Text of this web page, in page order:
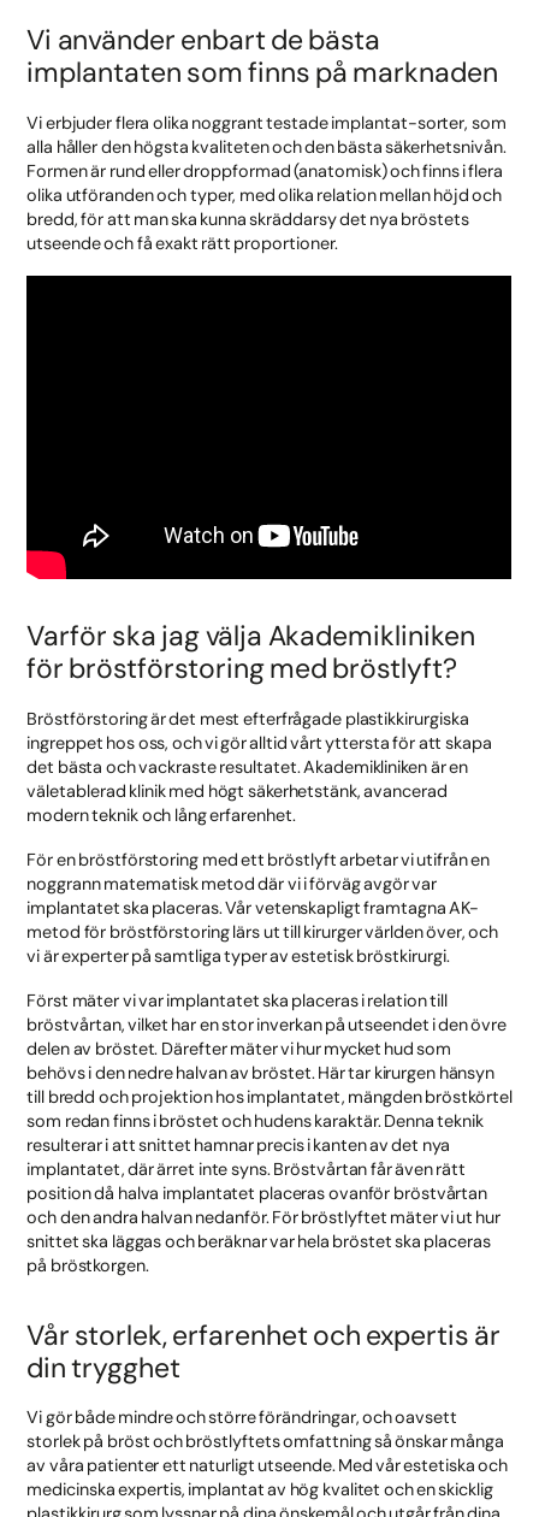
Vi använder enbart de bästa
implantaten som finns på marknaden
Vi erbjuder flera olika noggrant testade implantat-sorter, som
alla håller den högsta kvaliteten och den bästa säkerhetsnivån.
Formen är rund eller droppformad (anatomisk) och finns i flera
olika utföranden och typer, med olika relation mellan höjd och
bredd, för att man ska kunna skräddarsy det nya bröstets
utseende och få exakt rätt proportioner.
Varför ska jag välja Akademikliniken
för bröstförstoring med bröstlyft?
Bröstförstoring är det mest efterfrågade plastikkirurgiska
ingreppet hos oss, och vi gör alltid vårt yttersta för att skapa
det bästa och vackraste resultatet. Akademikliniken är en
väletablerad klinik med högt säkerhetstänk, avancerad
modern teknik och lång erfarenhet.
För en bröstförstoring med ett bröstlyft arbetar vi utifrån en
noggrann matematisk metod där vi i förväg avgör var
implantatet ska placeras. Vår vetenskapligt framtagna AK-
metod för bröstförstoring lärs ut till kirurger världen över, och
vi är experter på samtliga typer av estetisk bröstkirurgi.
Först mäter vi var implantatet ska placeras i relation till
bröstvårtan, vilket har en stor inverkan på utseendet i den övre
delen av bröstet. Därefter mäter vi hur mycket hud som
behövs i den nedre halvan av bröstet. Här tar kirurgen hänsyn
till bredd och projektion hos implantatet, mängden bröstkörtel
som redan finns i bröstet och hudens karaktär. Denna teknik
resulterar i att snittet hamnar precis i kanten av det nya
implantatet, där ärret inte syns. Bröstvårtan får även rätt
position då halva implantatet placeras ovanför bröstvårtan
och den andra halvan nedanför. För bröstlyftet mäter vi ut hur
snittet ska läggas och beräknar var hela bröstet ska placeras
på bröstkorgen.
Vår storlek, erfarenhet och expertis är
din trygghet
Vi gör både mindre och större förändringar, och oavsett
storlek på bröst och bröstlyftets omfattning så önskar många
av våra patienter ett naturligt utseende. Med vår estetiska och
medicinska expertis, implantat av hög kvalitet och en skicklig